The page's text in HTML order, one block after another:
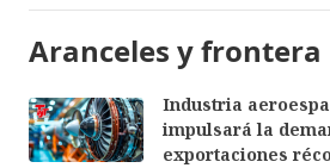
Aranceles y frontera
Industria
impulsará la
exportaciones